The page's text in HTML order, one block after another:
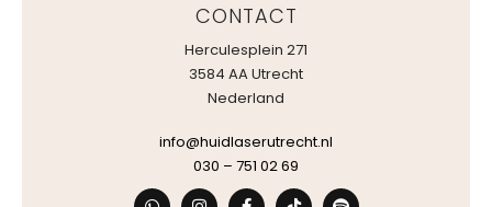
CONTACT
Herculesplein 271
3584 AA Utrecht
Nederland
info@huidlaserutrecht.nl
030 – 751 02 69